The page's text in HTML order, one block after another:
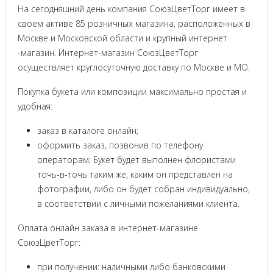
На сегодняшний день компания СоюзЦветТорг имеет в
своем активе 85 розничных магазина, расположенных в
Москве и Московской области и крупный интернет
-магазин. Интернет-магазин СоюзЦветТорг
осуществляет круглосуточную доставку по Москве и МО.
Покупка букета или композиции максимально простая и
удобная:
заказ в каталоге онлайн;
оформить заказ, позвонив по телефону
операторам; Букет будет выполнен флористами
точь-в-точь таким же, каким он представлен на
фотографии, либо он будет собран индивидуально,
в соответствии с личными пожеланиями клиента.
Оплата онлайн заказа в интернет-магазине
СоюзЦветТорг:
при получении: наличными либо банковскими